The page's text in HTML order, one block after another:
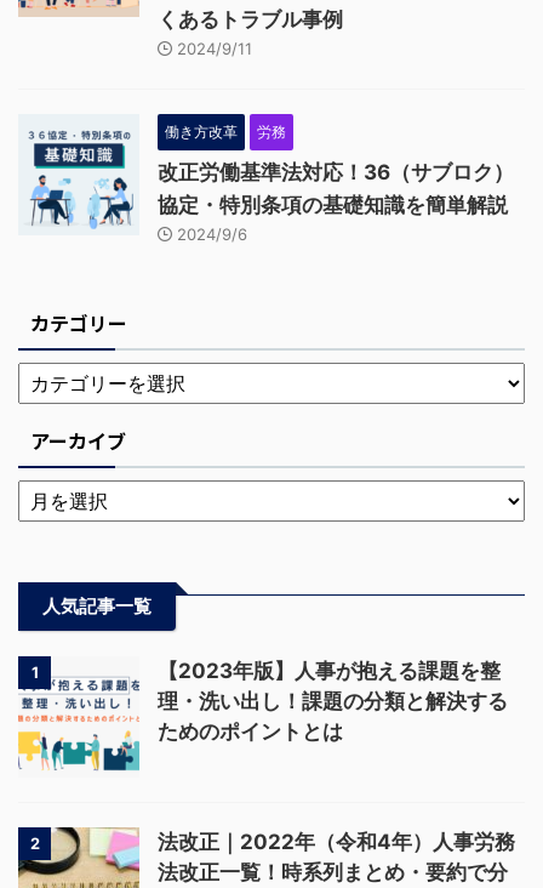
くあるトラブル事例
2024/9/11
働き方改革 労務
改正労働基準法対応！36（サブロク）
協定・特別条項の基礎知識を簡単解説
2024/9/6
カテゴリー
アーカイブ
人気記事一覧
1
【2023年版】人事が抱える課題を整
理・洗い出し！課題の分類と解決する
ためのポイントとは
2
法改正｜2022年（令和4年）人事労務
法改正一覧！時系列まとめ・要約で分